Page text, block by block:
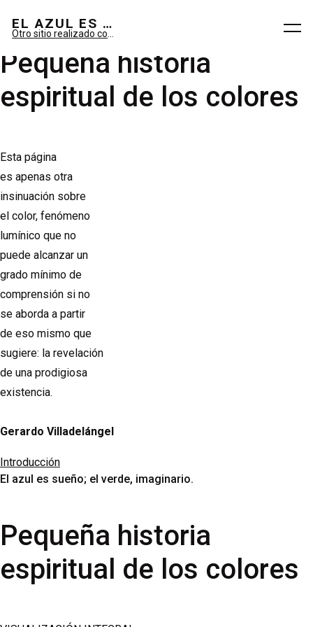
EL AZUL ES SUEÑO; EL VERDE ES IMAGINARIO
Pequeña historia
espiritual de los colores
Esta página
es apenas otra
insinuación sobre
el color, fenómeno
lumínico que no
puede alcanzar un
grado mínimo de
comprensión si no
se aborda a partir
de eso mismo que
sugiere: la revelación
de una prodigiosa
existencia.
Gerardo Villadelángel
Introducción
El azul es sueño; el verde, imaginario.
Pequeña historia
espiritual de los colores